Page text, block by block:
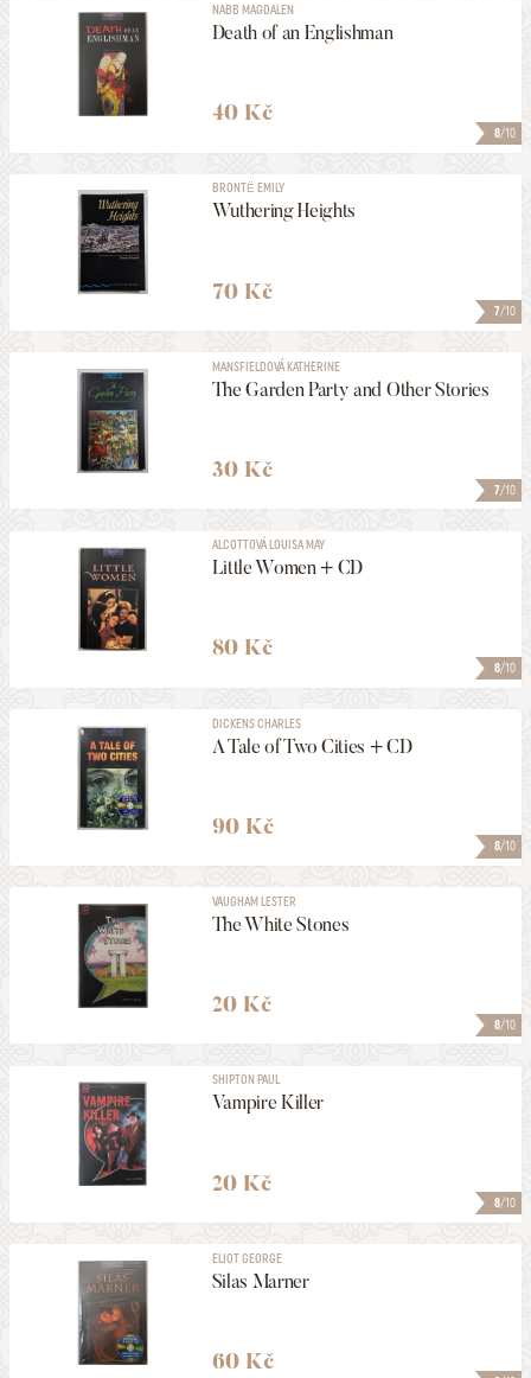
8/10
NABB MAGDALEN
Death of an Englishman
40 Kč
7/10
BRONTË EMILY
Wuthering Heights
70 Kč
7/10
MANSFIELDOVÁ KATHERINE
The Garden Party and Other Stories
30 Kč
8/10
ALCOTTOVÁ LOUISA MAY
Little Women + CD
80 Kč
8/10
DICKENS CHARLES
A Tale of Two Cities + CD
90 Kč
8/10
VAUGHAM LESTER
The White Stones
20 Kč
8/10
SHIPTON PAUL
Vampire Killer
20 Kč
ELIOT GEORGE
Silas Marner
60 Kč